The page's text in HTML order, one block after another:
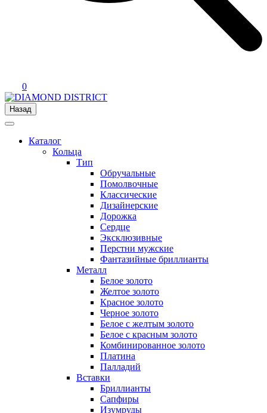
0
Назад
Каталог
Кольца
Тип
Обручальные
Помолвочные
Классические
Дизайнерские
Дорожка
Сердце
Эксклюзивные
Перстни мужские
Фантазийные бриллианты
Металл
Белое золото
Желтое золото
Красное золото
Черное золото
Белое с желтым золото
Белое с красным золото
Комбинированное золото
Платина
Палладий
Вставки
Бриллианты
Сапфиры
Изумруды